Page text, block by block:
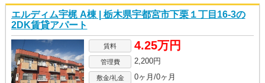
エルディム宇梶 A棟 | 栃木県宇都宮市下栗１丁目16-3の
2DK賃貸アパート
賃料 4.25万円
管理費 2,200円
敷金/礼金 0ヶ月/0ヶ月